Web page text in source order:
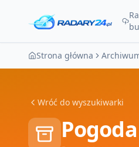
Strona główna
Wróć do wyszukiwarki